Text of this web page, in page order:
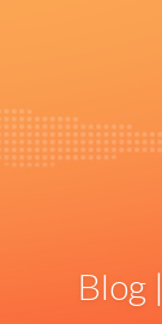
Blog